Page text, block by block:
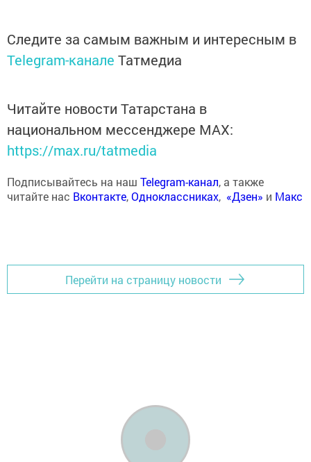
Следите за самым важным и интересным в
Telegram-канале Татмедиа
Читайте новости Татарстана в
национальном мессенджере MАХ:
https://max.ru/tatmedia
Подписывайтесь на наш Telegram-канал, а также
читайте нас Вконтакте,Одноклассниках, «Дзен» и Макс
Перейти на страницу новости